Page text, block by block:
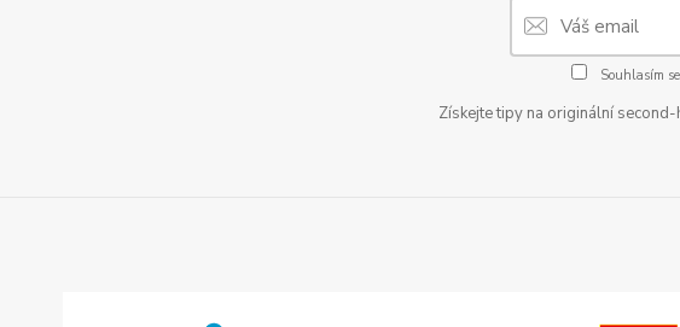
Souhlasím se
Získejte tipy na originální